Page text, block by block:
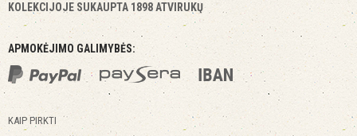
KOLEKCIJOJE SUKAUPTA 1898 ATVIRUKŲ
APMOKĖJIMO GALIMYBĖS:
KAIP PIRKTI